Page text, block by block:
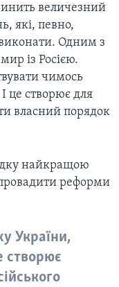
величезний
які, певно,
Одним з
із Росією.
чимось
це створює для
власний порядок
найкращою
реформи
України,
створює